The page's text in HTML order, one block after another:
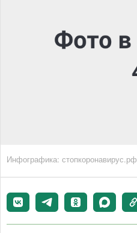
Инфографика: стопкоронавирус.рф